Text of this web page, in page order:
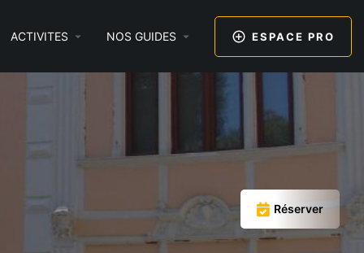
ACTIVITES NOS GUIDES ESPACE PRO
Réserver